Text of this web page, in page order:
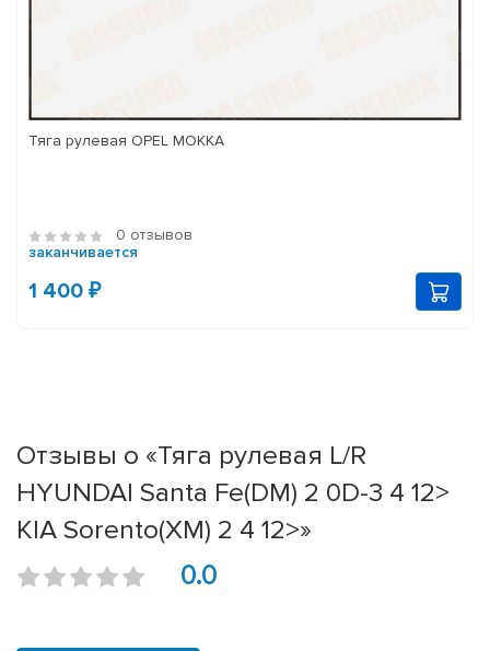
Тяга рулевая OPEL MOKKA
0 отзывов
заканчивается
1 400 ₽
Отзывы о «Тяга рулевая L/R
HYUNDAI Santa Fe(DM) 2 0D-3 4 12>
KIA Sorento(XM) 2 4 12>»
0.0